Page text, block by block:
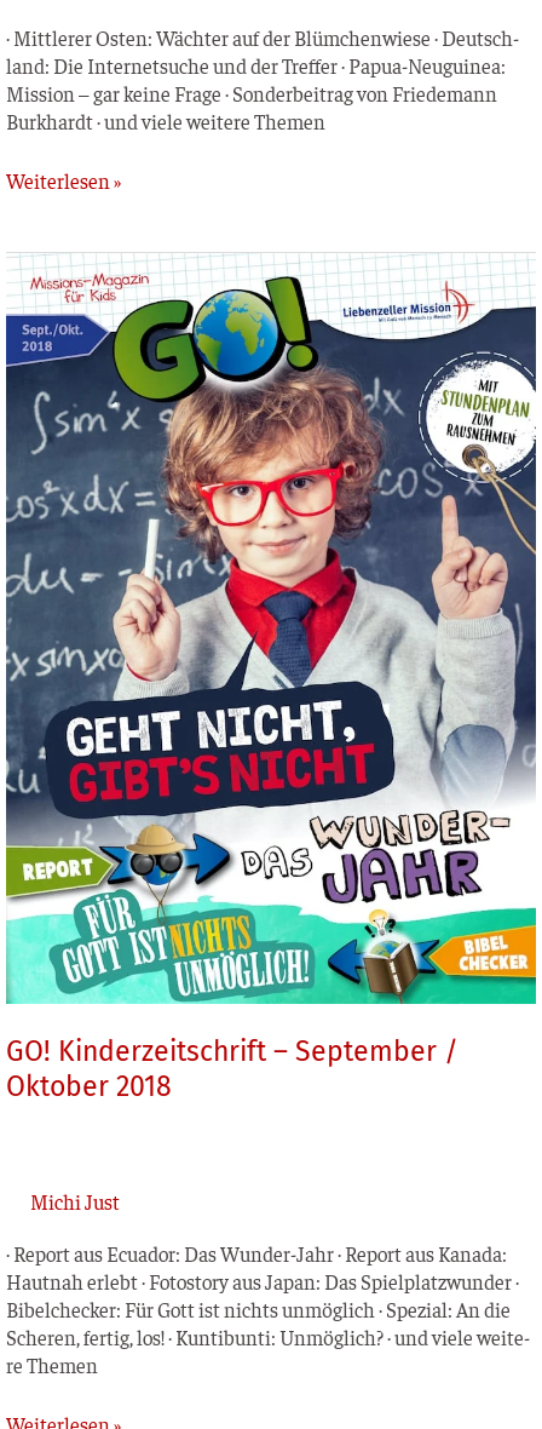
· Mitt­le­rer Osten: Wäch­ter auf der Blüm­chen­wie­se · Deutsch­
land: Die Inter­net­su­che und der Tref­fer · Papua-Neu­­gui­­nea:
Mis­si­on – gar kei­ne Fra­ge · Son­der­bei­trag von Frie­de­mann
Burk­hardt · und vie­le wei­te­re Themen
Weiterlesen »
GO! Kinderzeitschrift – September /
Oktober 2018
Michi Just
· Report aus Ecua­dor: Das Wun­der-Jahr · Report aus Kana­da:
Haut­nah erlebt · Foto­sto­ry aus Japan: Das Spiel­platz­wun­der ·
Bibel­ch­e­cker: Für Gott ist nichts unmög­lich · Spe­zi­al: An die
Sche­ren, fer­tig, los! · Kun­tibun­ti: Unmög­lich? · und vie­le wei­te­
re Themen
GO!
Kinderzeitschrift
–
September
Oktober
2018